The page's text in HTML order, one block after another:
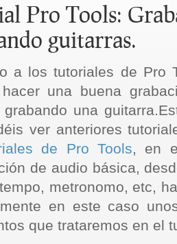
SDD-3000, el nuevo
delay.
de CLA Effects, aprende a
efectos a tus voces.
Pro Tools:
guitarras.
a los tutoriales de Pro
una buena
una guitarra.
ver anteriores
de Pro Tools, en
de audio básica,
metronomo, etc,
en este caso
que trataremos en el